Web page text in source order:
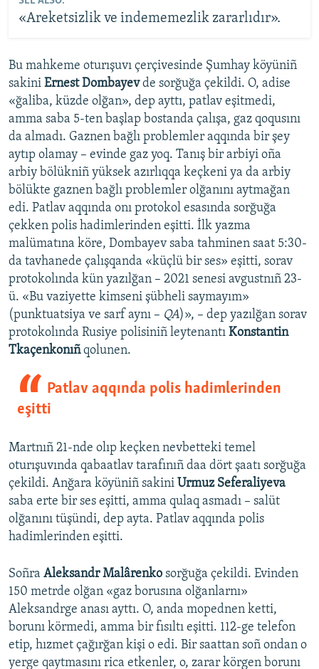
«Areketsizlik ve indememezlik zararlıdır».
Bu mahkeme oturışuvı çerçivesinde Şumhay köyüniñ
sakini Ernest Dombayevde sorğuğa çekildi. O, adise
«ğaliba, küzde olğan», dep ayttı, patlav eşitmedi,
amma saba 5-ten başlap bostanda çalışa, gaz qoqusını
da almadı. Gaznen bağlı problemler aqqında bir şey
aytıp olamay – evinde gaz yoq. Tanış bir arbiyi oña
arbiy bölükniñ yüksek azırlıqqa keçkeni ya da arbiy
bölükte gaznen bağlı problemler olğanını aytmağan
edi. Patlav aqqında onı protokol esasında sorğuğa
çekken polis hadimlerinden eşitti. İlk yazma
malümatına köre, Dombayev saba tahminen saat 5:30-
da tavhanede çalışqanda «küçlü bir ses» eşitti, sorav
protokolında kün yazılğan – 2021 senesi avgustnıñ 23-
ü. «Bu vaziyette kimseni şübheli saymayım»
(punktuatsiya ve sarf aynı – QA)», – dep yazılğan sorav
protokolında Rusiye polisiniñ leytenantı Konstantin
Tkaçenkonıñqolunen.
Patlav aqqında polis hadimlerinden
eşitti
Martnıñ 21-nde olıp keçken nevbetteki temel
oturışuvında qabaatlav tarafınıñ daa dört şaatı sorğuğa
çekildi. Anğara köyüniñ sakini Urmuz Seferaliyeva
saba erte bir ses eşitti, amma qulaq asmadı – salüt
olğanını tüşündi, dep ayta. Patlav aqqında polis
hadimlerinden eşitti.
Soñra Aleksandr Malârenko sorğuğa çekildi. Evinden
150 metrde olğan «gaz borusına olğanlarnı»
Aleksandrge anası ayttı. O, anda mopednen ketti,
borunı körmedi, amma bir fısıltı eşitti. 112-ge telefon
etip, hızmet çağırğan kişi o edi. Bir saattan soñ ondan o
yerge qaytmasını rica etkenler, o, zarar körgen borunı